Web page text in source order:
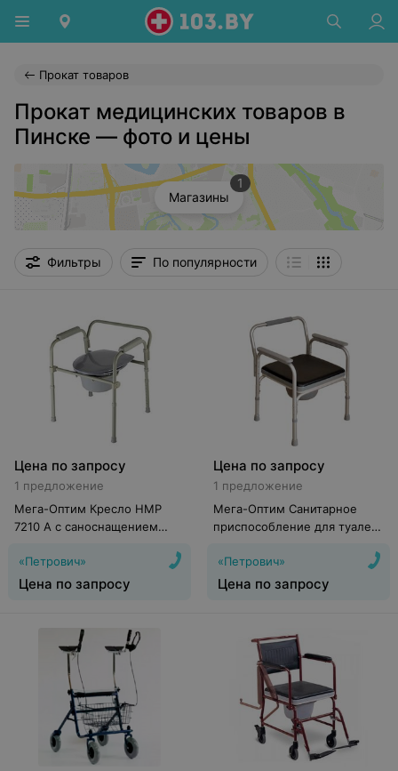
Прокат товаров
Прокат медицинских товаров в
Пинске — фото и цены
Магазины
1
Фильтры По популярности
Цена по запросу
1 предложение
Мега-Оптим Кресло HMP
7210 A с саноснащением
«Петрович»
Цена по запросу
Цена по запросу
1 предложение
Мега-Оптим Санитарное
приспособление для туалета
«Петрович»
Цена по запросу